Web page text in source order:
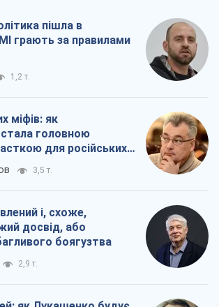
пішла в
грають за правилами
1,2 т.
міфів: як
стала головною
для російських
3,5 т.
і, схоже,
досвід, або
боягузтва
2,9 т.